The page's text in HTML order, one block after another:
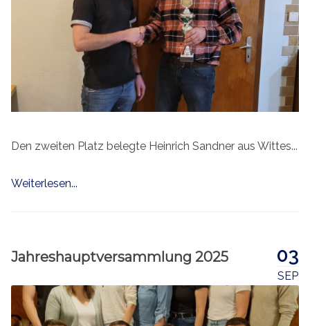
Den zweiten Platz belegte Heinrich Sandner aus Wittes...
Weiterlesen...
03
SEP
Jahreshauptversammlung 2025